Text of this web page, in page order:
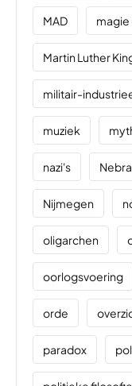
MAD magie
Martin Luther
militair-
muziek
nazi's Nebra
Nijmegen
oligarchen
oorlogsvoering
orde
paradox